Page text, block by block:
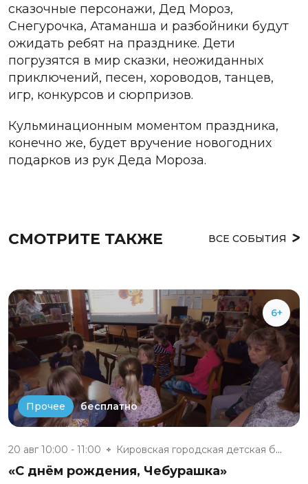
сказочные персонажи, Дед Мороз,
Снегурочка, Атаманша и разбойники будут
ожидать ребят на празднике. Дети
погрузятся в мир сказки, неожиданных
приключений, песен, хороводов, танцев,
игр, конкурсов и сюрпризов.
Кульминационным моментом праздника,
конечно же, будет вручение новогодних
подарков из рук Деда Мороза.
СМОТРИТЕ ТАКЖЕ ВСЕ СОБЫТИЯ
6+
Прочее бесплатно
20 авг 10:00 - 11:00 Кировская городская детская би...
«С днём рождения, Чебурашка»